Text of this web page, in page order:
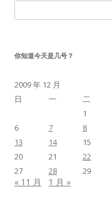
索：
你知道今天是几号？
2009 年 12 月
日
一 二
1
6
7 8
13
14 15
20
21 22
27
28 29
« 11 月 1 月 »